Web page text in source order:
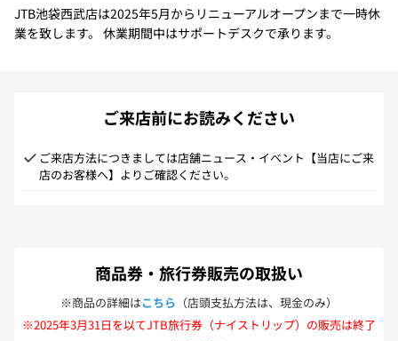
JTB池袋西武店は2025年5月からリニューアルオープンまで一時休
業を致します。 休業期間中はサポートデスクで承ります。
ご来店前にお読みください
ご来店方法につきましては店舗ニュース・イベント【当店にご来
店のお客様へ】よりご確認ください。
商品券・旅行券販売の取扱い
※商品の詳細はこちら （店頭支払方法は、現金のみ）
※2025年3月31日を以てJTB旅行券（ナイストリップ）の販売は終了